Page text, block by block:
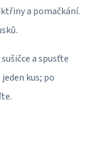
a pomačkání.
a spusťte
kus; po